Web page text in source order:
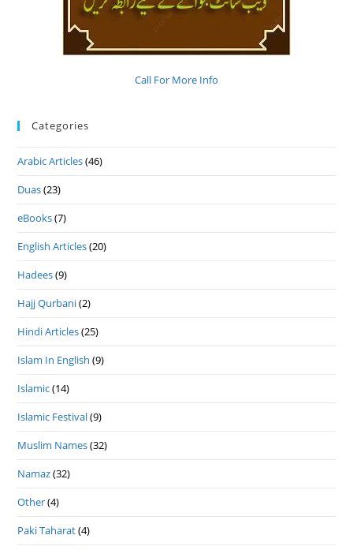
Call For More Info
Categories
Arabic Articles(46)
Duas(23)
eBooks(7)
English Articles(20)
Hadees(9)
Hajj Qurbani(2)
Hindi Articles(25)
Islam In English (9)
Islamic(14)
Islamic Festival(9)
Muslim Names(32)
Namaz(32)
Other(4)
Paki Taharat(4)